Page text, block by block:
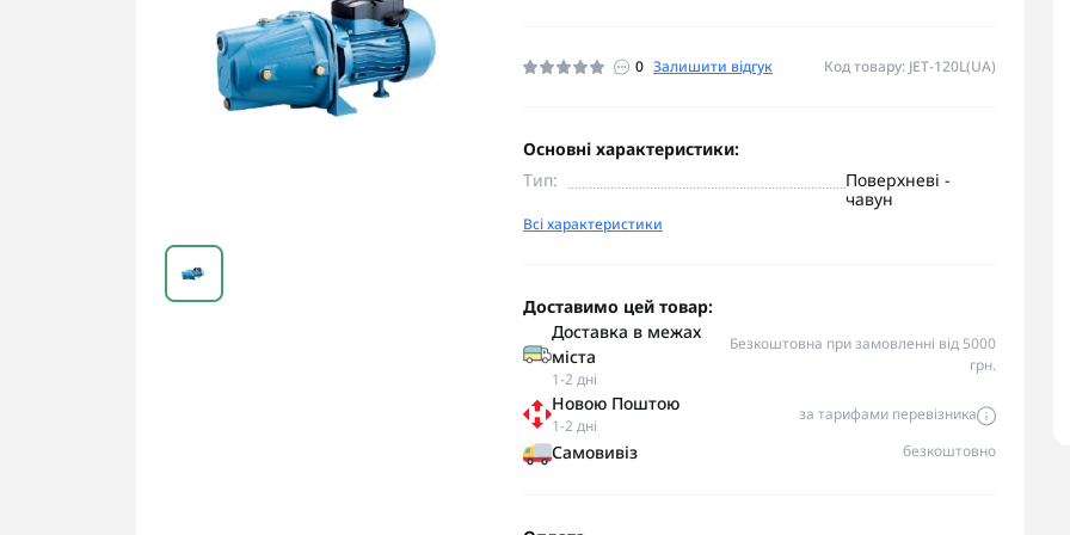
0 Залишити відгук Код товару: JET-120L(UA)
Основні характеристики:
Тип:
Поверхневі -
чавун
Всі характеристики
Доставимо цей товар:
Доставка в межах
міста
1-2 дні
Безкоштовна при замовленні від 5000
грн.
Новою Поштою
1-2 дні
за тарифами перевізника
Самовивіз безкоштовно